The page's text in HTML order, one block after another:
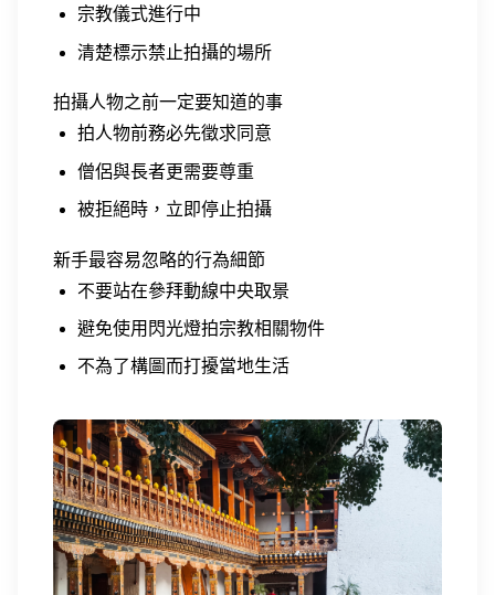
宗教儀式進行中
清楚標示禁止拍攝的場所
拍攝人物之前一定要知道的事
拍人物前務必先徵求同意
僧侶與長者更需要尊重
被拒絕時，立即停止拍攝
新手最容易忽略的行為細節
不要站在參拜動線中央取景
避免使用閃光燈拍宗教相關物件
不為了構圖而打擾當地生活